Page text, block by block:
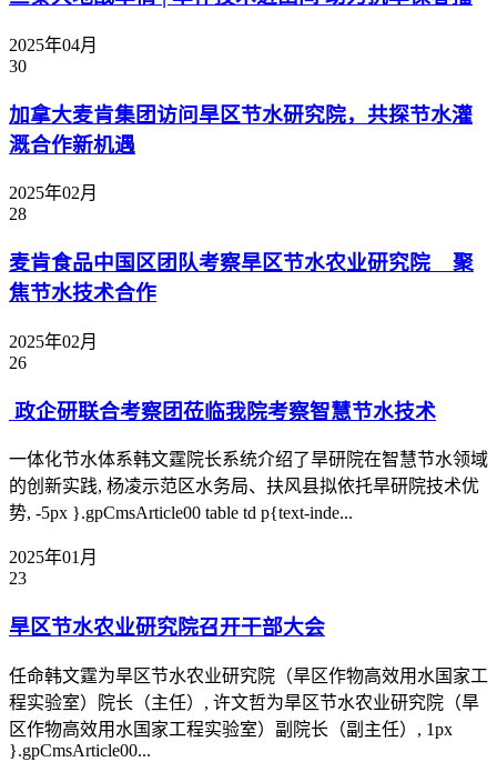
2025年04月
30
加拿大麦肯集团访问旱区节水研究院，共探节水灌
溉合作新机遇
2025年02月
28
麦肯食品中国区团队考察旱区节水农业研究院 聚
焦节水技术合作
2025年02月
26
政企研联合考察团莅临我院考察智慧节水技术
一体化节水体系韩文霆院长系统介绍了旱研院在智慧节水领域
的创新实践, 杨凌示范区水务局、扶风县拟依托旱研院技术优
势, -5px }.gpCmsArticle00 table td p{text-inde...
2025年01月
23
旱区节水农业研究院召开干部大会
任命韩文霆为旱区节水农业研究院（旱区作物高效用水国家工
程实验室）院长（主任）, 许文哲为旱区节水农业研究院（旱
区作物高效用水国家工程实验室）副院长（副主任）, 1px
}.gpCmsArticle00...